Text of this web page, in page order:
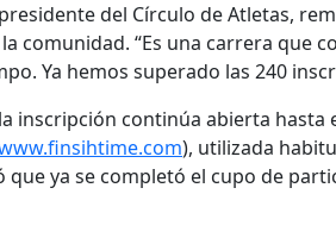
del Círculo de Atletas,
comunidad. “Es una carrera que
Ya hemos superado las 240
inscripción continúa abierta hasta
), utilizada
que ya se completó el cupo de